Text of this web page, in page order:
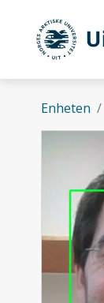
Gå til
UiT
Enheten